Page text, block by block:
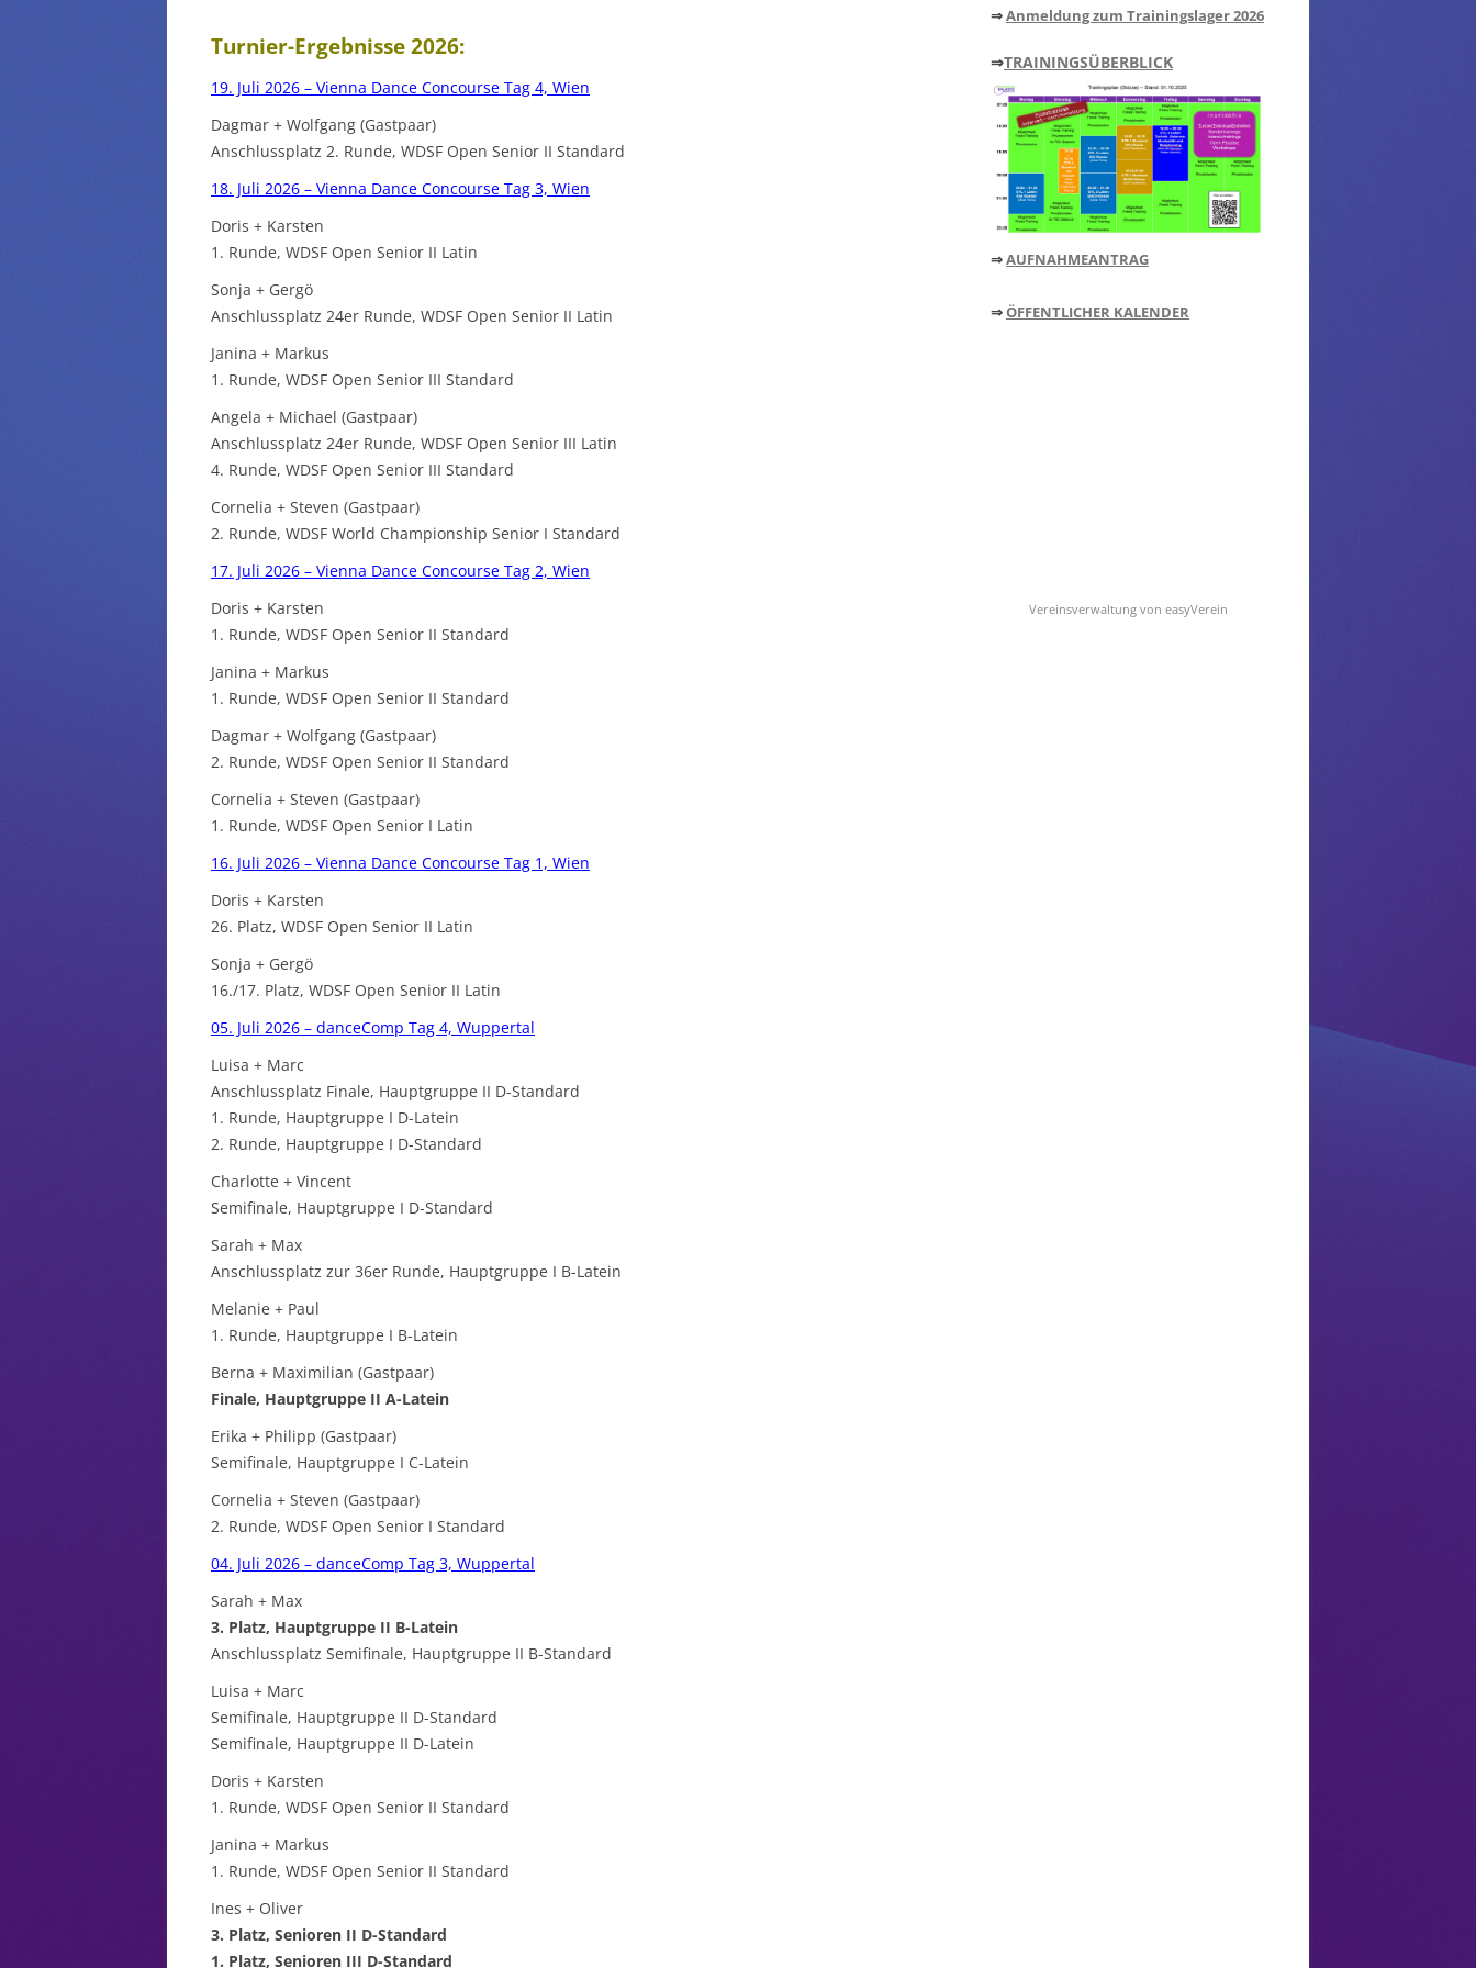
Turnier-Ergebnisse 2026:
19. Juli 2026 – Vienna Dance Concourse Tag 4, Wien
Dagmar + Wolfgang (Gastpaar)
Anschlussplatz 2. Runde, WDSF Open Senior II Standard
18. Juli 2026 – Vienna Dance Concourse Tag 3, Wien
Doris + Karsten
1. Runde, WDSF Open Senior II Latin
Sonja + Gergö
Anschlussplatz 24er Runde, WDSF Open Senior II Latin
Janina + Markus
1. Runde, WDSF Open Senior III Standard
Angela + Michael (Gastpaar)
Anschlussplatz 24er Runde, WDSF Open Senior III Latin
4. Runde, WDSF Open Senior III Standard
Cornelia + Steven (Gastpaar)
2. Runde, WDSF World Championship Senior I Standard
17. Juli 2026 – Vienna Dance Concourse Tag 2, Wien
Doris + Karsten
1. Runde, WDSF Open Senior II Standard
Janina + Markus
1. Runde, WDSF Open Senior II Standard
Dagmar + Wolfgang (Gastpaar)
2. Runde, WDSF Open Senior II Standard
Cornelia + Steven (Gastpaar)
1. Runde, WDSF Open Senior I Latin
16. Juli 2026 – Vienna Dance Concourse Tag 1, Wien
Doris + Karsten
26. Platz, WDSF Open Senior II Latin
Sonja + Gergö
16./17. Platz, WDSF Open Senior II Latin
05. Juli 2026 – danceComp Tag 4, Wuppertal
Luisa + Marc
Anschlussplatz Finale, Hauptgruppe II D-Standard
1. Runde, Hauptgruppe I D-Latein
2. Runde, Hauptgruppe I D-Standard
Charlotte + Vincent
Semifinale, Hauptgruppe I D-Standard
Sarah + Max
Anschlussplatz zur 36er Runde, Hauptgruppe I B-Latein
Melanie + Paul
1. Runde, Hauptgruppe I B-Latein
Berna + Maximilian (Gastpaar)
Finale, Hauptgruppe II A-Latein
Erika + Philipp (Gastpaar)
Semifinale, Hauptgruppe I C-Latein
Cornelia + Steven (Gastpaar)
2. Runde, WDSF Open Senior I Standard
04. Juli 2026 – danceComp Tag 3, Wuppertal
Sarah + Max
3. Platz, Hauptgruppe II B-Latein
Anschlussplatz Semifinale, Hauptgruppe II B-Standard
Luisa + Marc
Semifinale, Hauptgruppe II D-Standard
Semifinale, Hauptgruppe II D-Latein
Doris + Karsten
1. Runde, WDSF Open Senior II Standard
Janina + Markus
1. Runde, WDSF Open Senior II Standard
Ines + Oliver
3. Platz, Senioren II D-Standard
1. Platz, Senioren III D-Standard
⇒Anmeldung zum Trainingslager 2026
⇒TRAININGSÜBERBLICK
⇒AUFNAHMEANTRAG
⇒ÖFFENTLICHER KALENDER
Vereinsverwaltung von easyVerein